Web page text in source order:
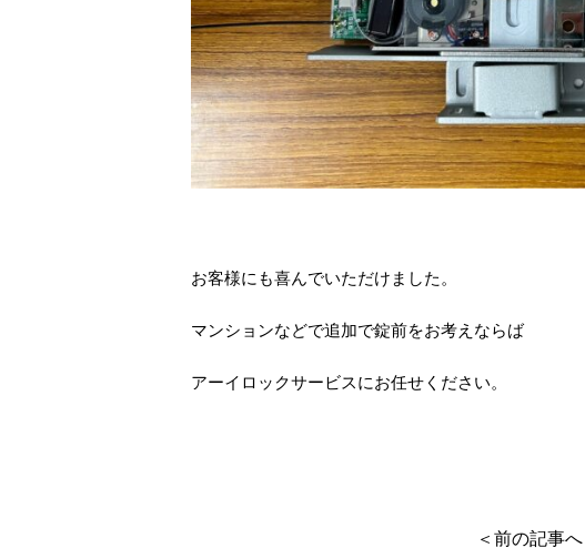
お客様にも喜んでいただけました。
マンションなどで追加で錠前をお考えならば
アーイロックサービスにお任せください。
＜前の記事へ